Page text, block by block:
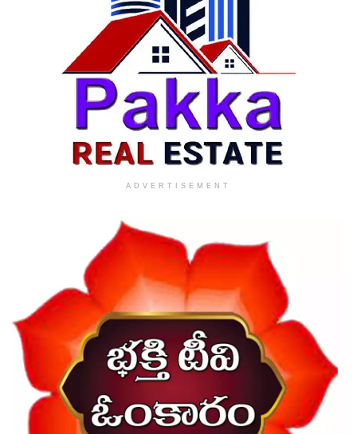
ADVERTISEMENT